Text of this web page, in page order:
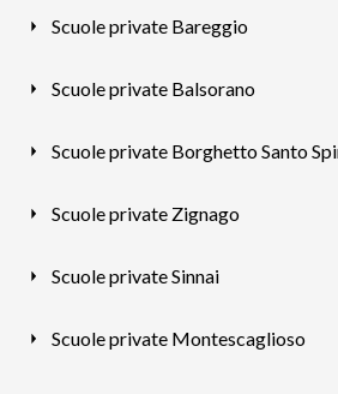
Scuole private Bareggio
Scuole private Balsorano
Scuole private Borghetto Santo
Scuole private Zignago
Scuole private Sinnai
Scuole private Montescaglioso